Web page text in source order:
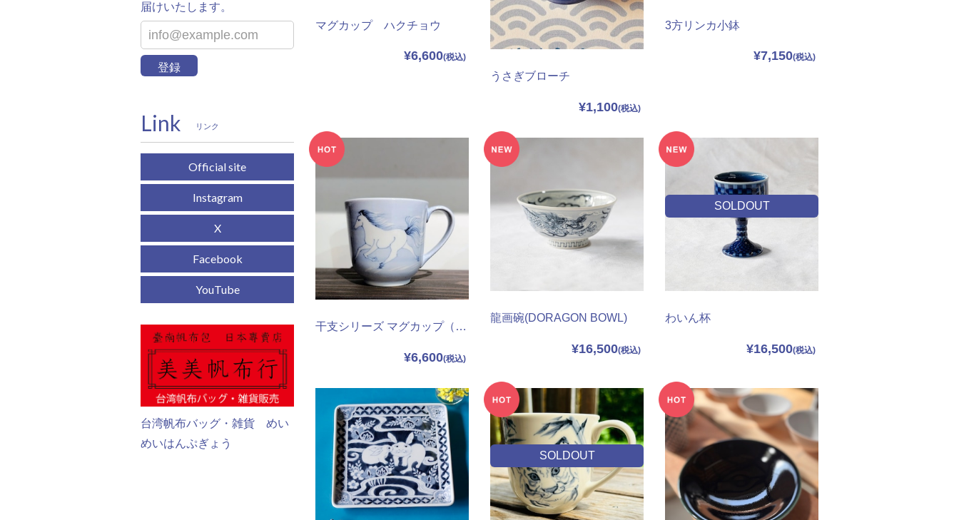
マグカップ ハクチョウ
¥6,600
うさぎブローチ
¥1,100
3方リンカ小鉢
¥7,150
干支シリーズ マグカップ（午年）
¥6,600
龍画碗(DORAGON BOWL)
¥16,500
SOLDOUT
わいん杯
¥16,500
SOLDOUT
届けいたします。
登録
Link リンク
Official site
Instagram
X
Facebook
YouTube
台湾帆布バッグ・雑貨 めい
めいはんぷぎょう